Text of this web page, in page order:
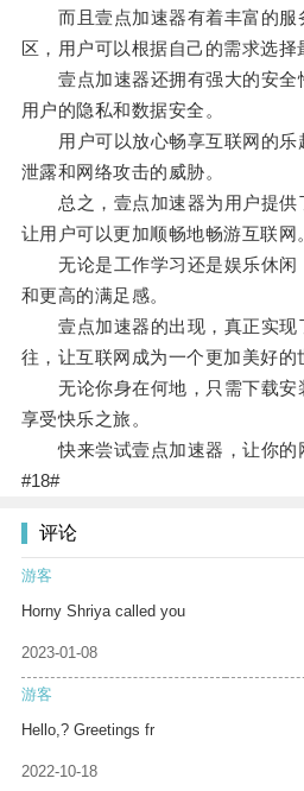
而且壹点加速器有着丰富的服
区，用户可以根据自己的需求选择
壹点加速器还拥有强大的安全
用户的隐私和数据安全。
用户可以放心畅享互联网的乐
泄露和网络攻击的威胁。
总之，壹点加速器为用户提供
让用户可以更加顺畅地畅游互联网
无论是工作学习还是娱乐休闲
和更高的满足感。
壹点加速器的出现，真正实现
往，让互联网成为一个更加美好的
无论你身在何地，只需下载安
享受快乐之旅。
快来尝试壹点加速器，让你的
#18#
评论
游客
Horny Shriya called you
2023-01-08
游客
Hello,? Greetings fr
2022-10-18